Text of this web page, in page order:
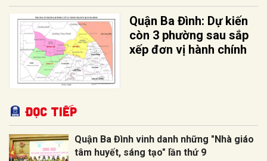
Quận Ba Đình: Dự kiến
còn 3 phường sau sắp
xếp đơn vị hành chính
Đọc tiếp
Quận Ba Đình vinh danh những "Nhà giáo
tâm huyết, sáng tạo" lần thứ 9